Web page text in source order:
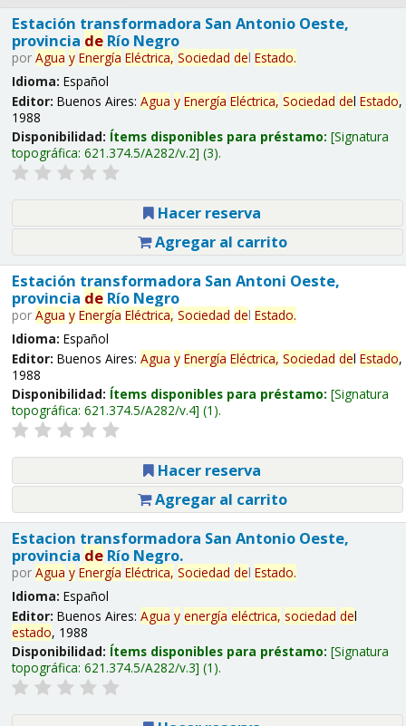
Estación transformadora San Antonio Oeste,
provincia deRío Negro
por Agua y Energía Eléctrica, Sociedad del Estado.
Idioma: Español
Editor: Buenos Aires: Agua y Energía Eléctrica, Sociedad del Estado,
1988
Disponibilidad: Ítems disponibles para préstamo: Signatura
topográfica: 621.374.5/A282/v.2 (3).
Hacer reserva
Agregar al carrito
Estación transformadora San Antoni Oeste,
provincia deRío Negro
por Agua y Energía Eléctrica, Sociedad del Estado.
Idioma: Español
Editor: Buenos Aires: Agua y Energía Eléctrica, Sociedad del Estado,
1988
Disponibilidad: Ítems disponibles para préstamo: Signatura
topográfica: 621.374.5/A282/v.4 (1).
Hacer reserva
Agregar al carrito
Estacion transformadora San Antonio Oeste,
provincia deRío Negro.
por Agua y Energía Eléctrica, Sociedad del Estado.
Idioma: Español
Editor: Buenos Aires: Agua y energía eléctrica, sociedad del
estado, 1988
Disponibilidad: Ítems disponibles para préstamo: Signatura
topográfica: 621.374.5/A282/v.3 (1).